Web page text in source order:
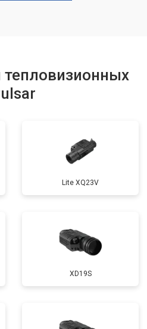
Lite XQ23V
XD19S